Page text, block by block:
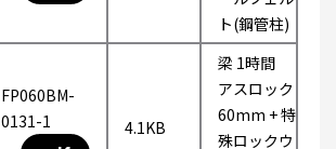
ト(鋼管柱)
FP060BM-
0131-1
4.1KB
梁 1時間
アスロック
60mm + 特
殊ロックウ